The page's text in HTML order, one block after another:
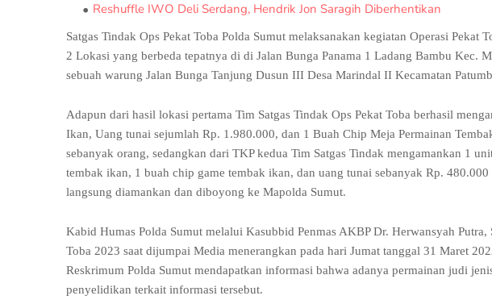
Reshuffle IWO Deli Serdang, Hendrik Jon Saragih Diberhentikan
Satgas Tindak Ops Pekat Toba Polda Sumut melaksanakan kegiatan Operasi Pekat
2 Lokasi yang berbeda tepatnya di di Jalan Bunga Panama 1 Ladang Bambu Kec.
sebuah warung Jalan Bunga Tanjung Dusun III Desa Marindal II Kecamatan
Adapun dari hasil lokasi pertama Tim Satgas Tindak Ops Pekat Toba berhasil
Ikan, Uang tunai sejumlah Rp. 1.980.000, dan 1 Buah Chip Meja Permainan
sebanyak orang, sedangkan dari TKP kedua Tim Satgas Tindak mengamankan 1
tembak ikan, 1 buah chip game tembak ikan, dan uang tunai sebanyak Rp.
langsung diamankan dan diboyong ke Mapolda Sumut.
Kabid Humas Polda Sumut melalui Kasubbid Penmas AKBP Dr. Herwansyah
Toba 2023 saat dijumpai Media menerangkan pada hari Jumat tanggal 31 Maret
Reskrimum Polda Sumut mendapatkan informasi bahwa adanya permainan judi
penyelidikan terkait informasi tersebut.